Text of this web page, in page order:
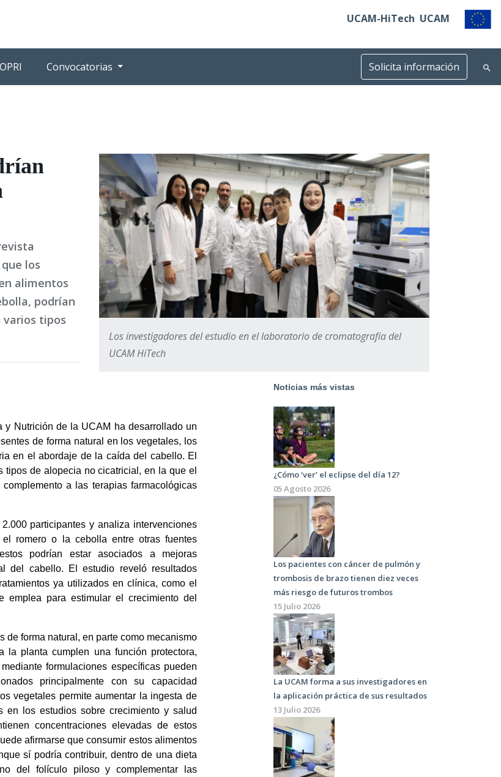
UCAM-HiTech UCAM
OPRI Convocatorias Solicita información
los
alimentos
podrían
tipos
Los investigadores del estudio en el laboratorio de cromatografía del
UCAM HiTech
Nutrición de la UCAM ha desarrollado un
de forma natural en los vegetales, los
en el abordaje de la caída del cabello. El
de alopecia no cicatricial, en la que el
a las terapias farmacológicas
participantes y analiza intervenciones
romero o la cebolla entre otras fuentes
podrían estar asociados a mejoras
del cabello. El estudio reveló resultados
ya utilizados en clínica, como el
emplea para estimular el crecimiento del
de forma natural, en parte como mecanismo
la planta cumplen una función protectora,
formulaciones específicas pueden
principalmente con su capacidad
vegetales permite aumentar la ingesta de
en los estudios sobre crecimiento y salud
concentraciones elevadas de estos
afirmarse que consumir estos alimentos
sí podría contribuir, dentro de una dieta
del folículo piloso y complementar las
Noticias más vistas
¿Cómo ‘ver’ el eclipse del día 12?
05 Agosto 2026
Los pacientes con cáncer de pulmón y
trombosis de brazo tienen diez veces
más riesgo de futuros trombos
15 Julio 2026
La UCAM forma a sus investigadores en
la aplicación práctica de sus resultados
13 Julio 2026